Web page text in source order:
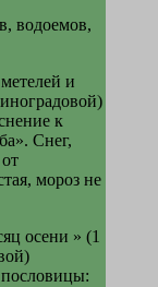
водоемов,
и
к
Снег,
мороз не
осени » (1